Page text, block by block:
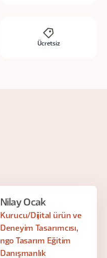
Ücretsiz
Nilay Ocak
Kurucu/Dijital ürün ve
Deneyim Tasarımcısı,
ngo Tasarım Eğitim
Danışmanlık